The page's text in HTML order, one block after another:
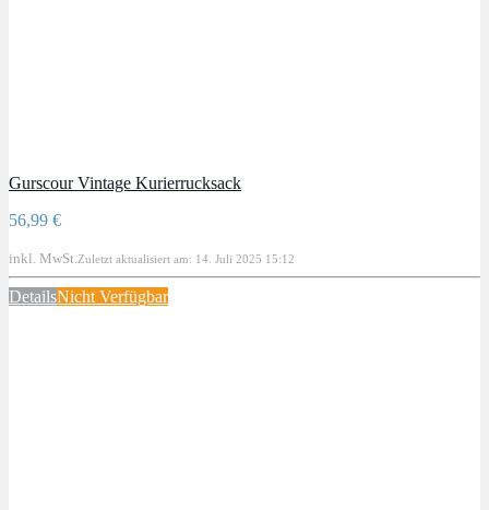
Gurscour Vintage Kurierrucksack
56,99 €
inkl. MwSt. Zuletzt aktualisiert am: 14. Juli 2025 15:12
DetailsNicht Verfügbar